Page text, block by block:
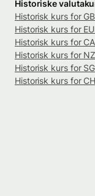
Historiske
Historisk kurs for
Historisk kurs for
Historisk kurs for
Historisk kurs for
Historisk kurs for
Historisk kurs for